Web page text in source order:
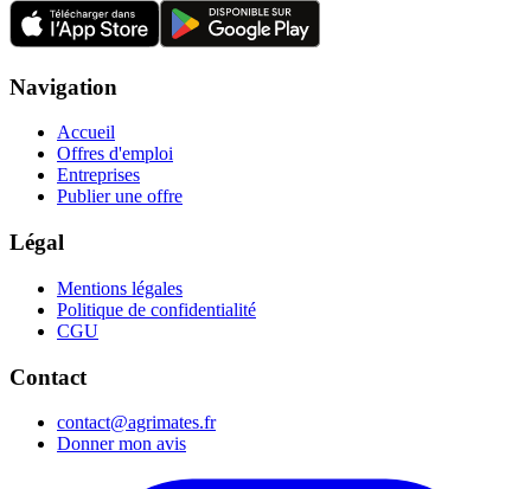
Navigation
Accueil
Offres d'emploi
Entreprises
Publier une offre
Légal
Mentions légales
Politique de confidentialité
CGU
Contact
contact@agrimates.fr
Donner mon avis